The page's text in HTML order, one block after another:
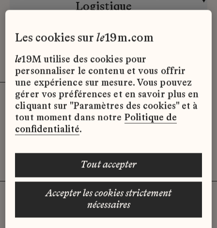
Logistique
CDD
Effacer les filtres (3) x
Désolé, il semble qu’il n’y ait pas
d’offres d’emploi disponibles pour le
moment.
les cookies surle19m.com
le19M utilise des cookies pour
personnaliser le contenu et vous offrir
une expérience sur mesure. Vous pouvez
gérer vos préférences et en savoir plus en
cliquant sur "Paramètres des cookies" et à
tout moment dans notre Politique de
confidentialité.
accepter les cookies strictement
nécessaires
tout accepter